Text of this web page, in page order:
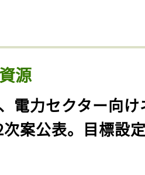
源
電力セクター向
次案公表。目標設